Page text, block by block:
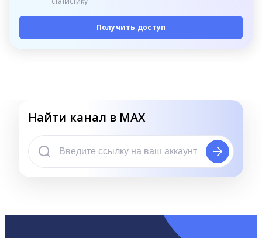
Получить доступ
Найти канал в MAX